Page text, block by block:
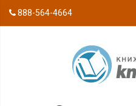
888-564-4664